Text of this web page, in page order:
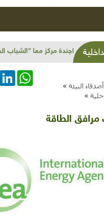
الطعام التراثي الموسمي:
أصدقاء البيئة »
»
WhatsApp
الطاقة